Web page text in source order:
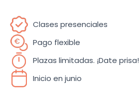
Clases presenciales
Pago flexible
Plazas limitadas. ¡Date prisa!
Inicio en junio